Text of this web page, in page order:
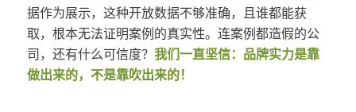
据作为展示，这种开放数据不够准确，且谁都能获
取，根本无法证明案例的真实性。连案例都造假的公
司，还有什么可信度？ 我们一直坚信：品牌实力是靠
做出来的，不是靠吹出来的！